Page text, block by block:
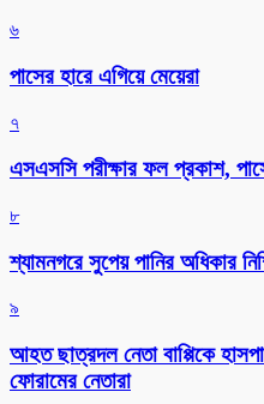
৬
পাসের হারে এগিয়ে মেয়েরা
৭
এসএসসি পরীক্ষার ফল প্রকাশ,
৮
শ্যামনগরে সুপেয় পানির অধিকার
৯
আহত ছাত্রদল নেতা বাপ্পিকে
ফোরামের নেতারা